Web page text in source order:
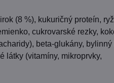
(8 %), kukuričný proteín,
cukrovarské rezky,
beta-glukány,
látky (vitamíny, mikroprvky,